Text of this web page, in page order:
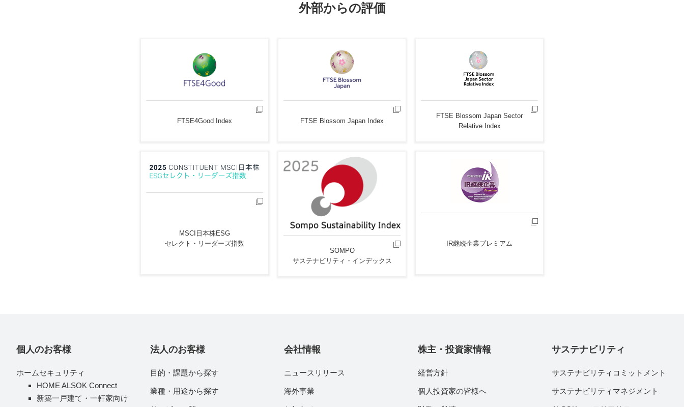
外部からの評価
FTSE4Good Index FTSE Blossom Japan Index
FTSE Blossom Japan Sector
Relative Index
MSCI日本株ESG
セレクト・リーダーズ指数
SOMPO
サステナビリティ・インデックス
IR継続企業プレミアム
個人のお客様
ホームセキュリティ
HOME ALSOK Connect
新築一戸建て・一軒家向け
法人のお客様
目的・課題から探す
業種・用途から探す
会社情報
ニュースリリース
海外事業
株主・投資家情報
経営方針
個人投資家の皆様へ
サステナビリティ
サステナビリティコミットメント
サステナビリティマネジメント